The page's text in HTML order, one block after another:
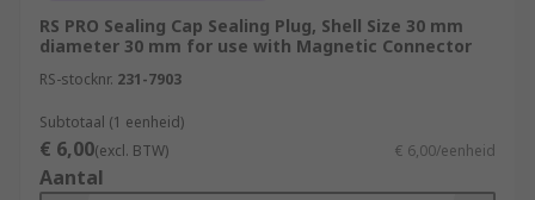
that require sealed plugs, receptacles and power
connectors.
Circular connectors seals are used in a various
applications, such as coolant manifolds, air
RS PRO Sealing Cap Sealing Plug, Shell Size 30 mm
diameter 30 mm for use with Magnetic Connector
RS-stocknr. 231-7903
Subtotaal (1 eenheid)
€ 6,00(excl. BTW) € 6,00/eenheid
Aantal